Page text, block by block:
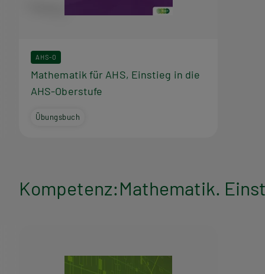
a
m
m
AHS-O
Mathematik für AHS, Einstieg in die
AHS-Oberstufe
Übungsbuch
Kompetenz:Mathematik.